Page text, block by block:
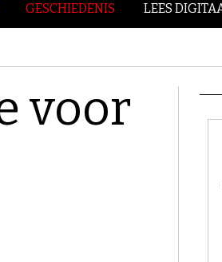
GESCHIEDENIS LEES
voor